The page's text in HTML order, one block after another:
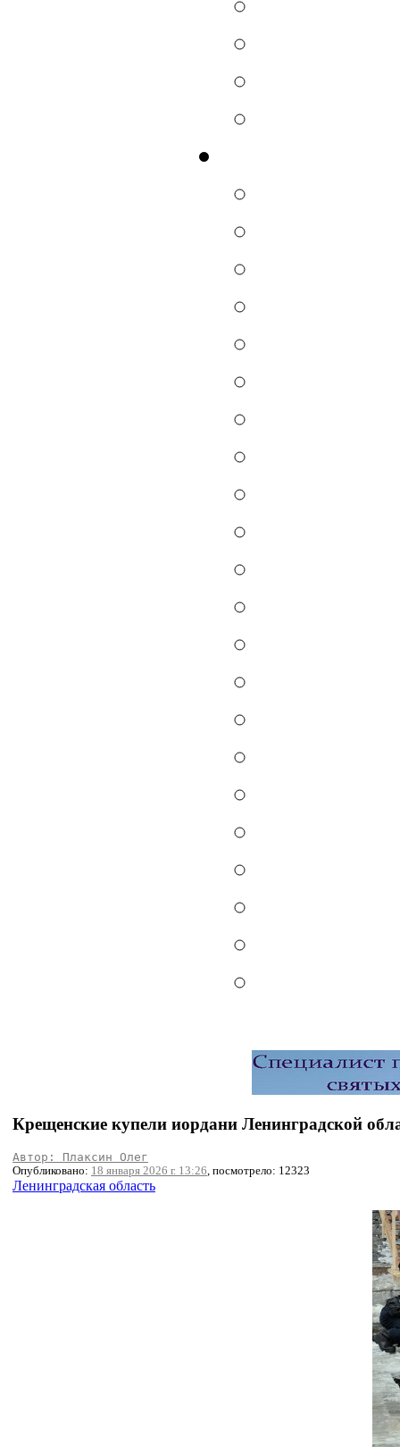
Крещенские купели иордани Ленинградской
Автор: Плаксин Олег
Опубликовано: 18 января 2026 г. 13:26, посмотрело: 12323
Ленинградская область